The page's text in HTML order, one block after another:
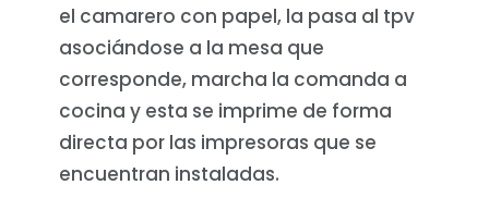
el camarero con papel, la pasa al tpv
asociándose a la mesa que
corresponde, marcha la comanda a
cocina y esta se imprime de forma
directa por las impresoras que se
encuentran instaladas.